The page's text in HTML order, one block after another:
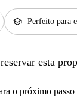
school Perfeito para
esta
o próximo